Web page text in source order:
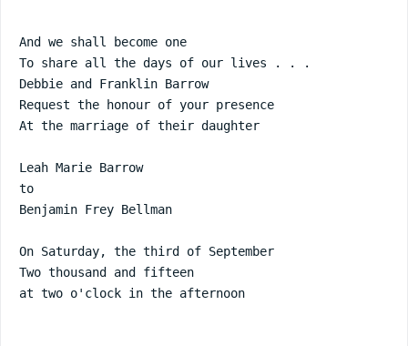
And we shall become one
To share all the days of our lives . . .
Debbie and Franklin Barrow
Request the honour of your presence
At the marriage of their daughter
Leah Marie Barrow
to
Benjamin Frey Bellman
On Saturday, the third of September
Two thousand and fifteen
at two o'clock in the afternoon